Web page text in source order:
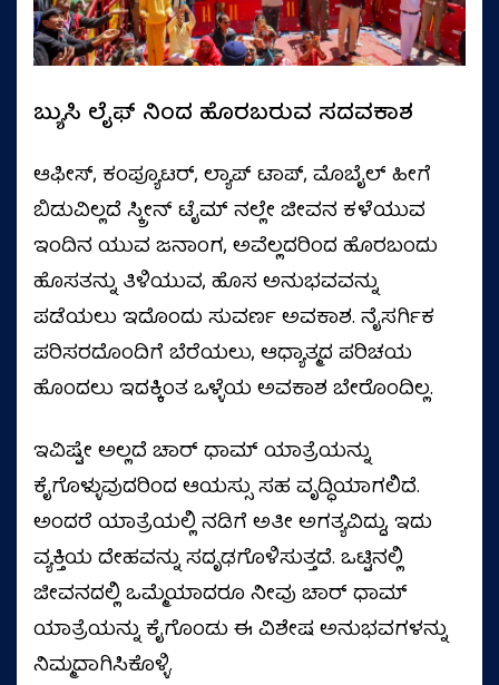
ಬ್ಯುಸಿ ಲೈಫ್‌ ನಿಂದ ಹೊರಬರುವ ಸದವಕಾಶ
ಆಫೀಸ್‌, ಕಂಪ್ಯೂಟರ್‌, ಲ್ಯಾಪ್‌ ಟಾಪ್‌, ಮೊಬೈಲ್‌ ಹೀಗೆ
ಬಿಡುವಿಲ್ಲದೆ ಸ್ಕ್ರೀನ್‌ ಟೈಮ್‌ ನಲ್ಲೇ ಜೀವನ ಕಳೆಯುವ
ಇಂದಿನ ಯುವ ಜನಾಂಗ, ಅವೆಲ್ಲದರಿಂದ ಹೊರಬಂದು
ಹೊಸತನ್ನು ತಿಳಿಯುವ, ಹೊಸ ಅನುಭವವನ್ನು
ಪಡೆಯಲು ಇದೊಂದು ಸುವರ್ಣ ಅವಕಾಶ. ನೈಸರ್ಗಿಕ
ಪರಿಸರದೊಂದಿಗೆ ಬೆರೆಯಲು, ಆಧ್ಯಾತ್ಮದ ಪರಿಚಯ
ಹೊಂದಲು ಇದಕ್ಕಿಂತ ಒಳ್ಳೆಯ ಅವಕಾಶ ಬೇರೊಂದಿಲ್ಲ.
ಇವಿಷ್ಟೇ ಅಲ್ಲದೆ ಚಾರ್‌ ಧಾಮ್‌ ಯಾತ್ರೆಯನ್ನು
ಕೈಗೊಳ್ಳುವುದರಿಂದ ಆಯಸ್ಸು ಸಹ ವೃದ್ಧಿಯಾಗಲಿದೆ.
ಅಂದರೆ ಯಾತ್ರೆಯಲ್ಲಿ ನಡಿಗೆ ಅತೀ ಅಗತ್ಯವಿದ್ದು, ಇದು
ವ್ಯಕ್ತಿಯ ದೇಹವನ್ನು ಸದೃಢಗೊಳಿಸುತ್ತದೆ. ಒಟ್ಟಿನಲ್ಲಿ
ಜೀವನದಲ್ಲಿ ಒಮ್ಮೆಯಾದರೂ ನೀವು ಚಾರ್‌ ಧಾಮ್‌
ಯಾತ್ರೆಯನ್ನು ಕೈಗೊಂಡು ಈ ವಿಶೇಷ ಅನುಭವಗಳನ್ನು
ನಿಮ್ಮದಾಗಿಸಿಕೊಳ್ಳಿ.